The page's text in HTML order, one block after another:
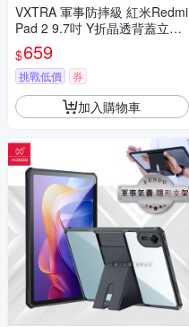
VXTRA 軍事防摔級 紅米Redmi
Pad 2 9.7吋 Y折晶透背蓋立架
皮套+9H玻璃貼(合購價)
$659
挑戰低價 券
加入購物車